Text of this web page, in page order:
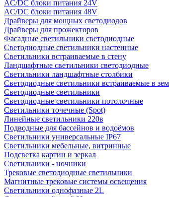
AC/DC блоки питания 24V
AC/DC блоки питания 48V
Драйверы для мощных светодиодов
Драйверы для прожекторов
Фасадные светильники светодиодные
Светодиодные светильники настенные
Светильники встраиваемые в стену
Ландшафтные светильники светодиодные
Светильники ландшафтные столбики
Светодиодные светильники встраиваемые в
Светодиодные светильники
Светодиодные светильники потолочные
Светильники точечные (Spot)
Линейные светильники 220в
Подводные для бассейнов и водоёмов
Светильники универсальные IP67
Светильники мебельные, витринные
Подсветка картин и зеркал
Светильники - ночники
Трековые светодиодные светильники
Магнитные трековые системы освещения
Светильники однофазные 2L